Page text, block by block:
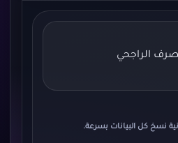
نسخ كل البيانات بسرعة.